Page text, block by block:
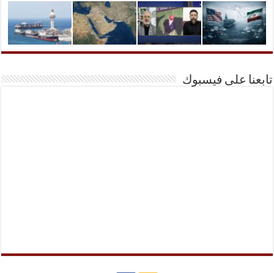
تابعنا على فيسبوك